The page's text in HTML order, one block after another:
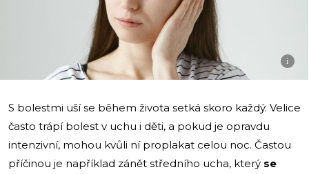
i
S bolestmi uší se během života setká skoro každý. Velice
často trápí bolest v uchu i děti, a pokud je opravdu
intenzivní, mohou kvůli ní proplakat celou noc. Častou
příčinou je například zánět středního ucha, který se